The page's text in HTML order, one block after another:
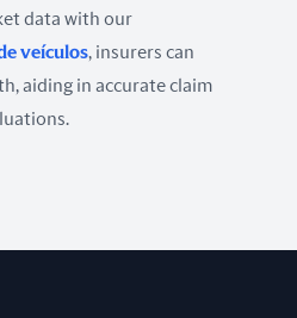
data with our
veículos, insurers can
aiding in accurate claim